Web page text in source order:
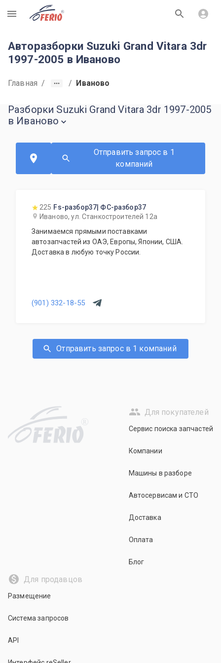
R
Авторазборки Suzuki Grand Vitara 3dr
1997-2005 в Иваново
Главная / / Иваново
Разборки Suzuki Grand Vitara 3dr 1997-2005
в Иваново
Отправить запрос в 1
компаний
225 Fs-разбор37| ФС-разбор37
Иваново, ул. Станкостроителей 12а
Занимаемся прямыми поставками
автозапчастей из ОАЭ, Европы, Японии, США.
Доставка в любую точку России.
(901) 332-18-55
Отправить запрос в 1 компаний
R
Для покупателей
Сервис поиска запчастей
Компании
Машины в разборе
Автосервисам и СТО
Доставка
Оплата
Блог
Для продавцов
Размещение
Система запросов
API